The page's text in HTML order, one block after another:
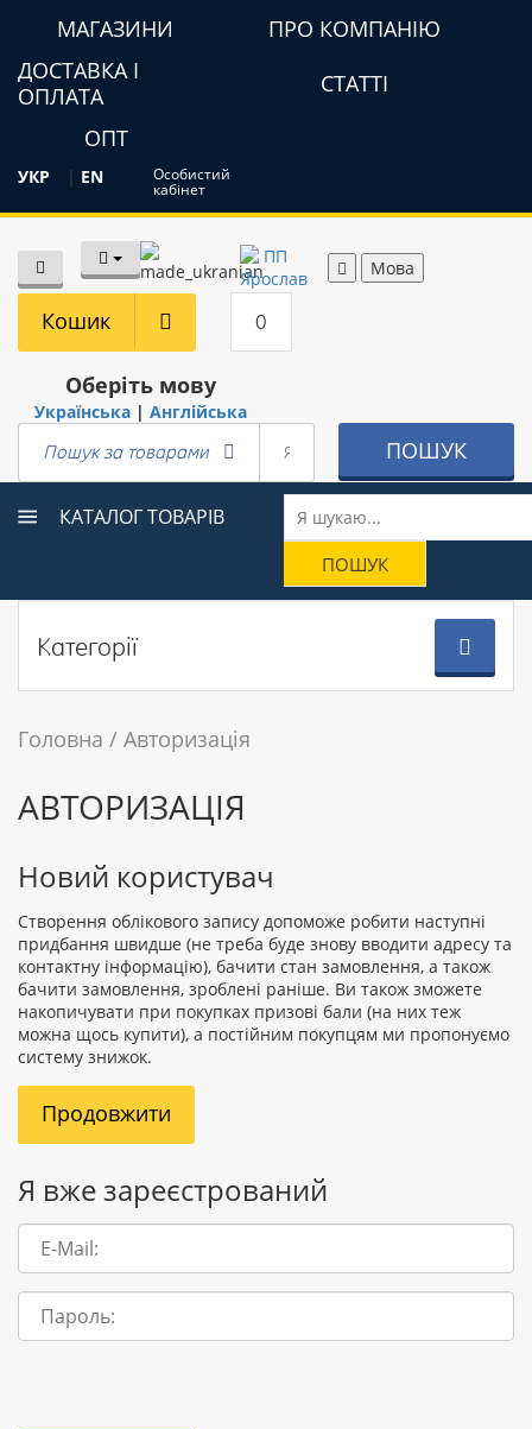
МАГАЗИНИ
ПРО КОМПАНІЮ
ДОСТАВКА І
ОПЛАТА
СТАТТІ
ОПТ
УКР | EN Особистий
кабінет
Мова
Пошук за товарами ПОШУК
Кошик 0
Оберіть мову
Українська| Англійська
КАТАЛОГ ТОВАРІВ
Категорії
Головна Авторизація
АВТОРИЗАЦІЯ
Новий користувач
Створення облікового запису допоможе робити наступні
придбання швидше (не треба буде знову вводити адресу та
контактну інформацію), бачити стан замовлення, а також
бачити замовлення, зроблені раніше. Ви також зможете
накопичувати при покупках призові бали (на них теж
можна щось купити), а постійним покупцям ми пропонуємо
систему знижок.
Продовжити
Я вже зареєстрований
E-
Mail:
Пароль: